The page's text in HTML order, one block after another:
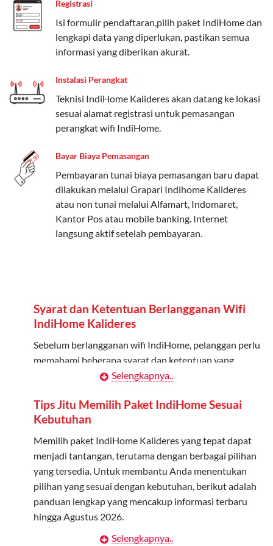
Paket Easy cocok untuk kebutuhan dasar, Paket
Complete untuk yang menginginkan fitur lengkap,
dan Paket Dynamic IP untuk pengguna yang
memprioritaskan kecepatan internet tinggi.
Paket Telkomsel One dengan Kuota Keluarga
Salah satu fitur unggulan Telkomsel One adalah Paket
Kuota Keluarga. Dengan kuota hingga 30 GB, Anda
bisa membagikan internet kepada anggota keluarga
atau teman tanpa perlu khawatir kehabisan kuota.
Berikut adalah detailnya:
Kuota Keluarga 30 GB
Kuota ini dapat digunakan secara bersama-sama oleh
Admin (pelanggan utama) dan anggota yang terdaftar.
Berlaku Nasional
untuk jaringan 2G, 3G, dan 4G.
Tidak Berlaku untuk Roaming
Kuota ini hanya bisa digunakan di dalam negeri.
Daftarkan Anggota: Admin dapat mendaftarkan anggota
melalui aplikasi MyTelkomsel atau website Telkomsel One.
Bagikan Kuota: Setelah terdaftar, anggota bisa langsung
menggunakan kuota keluarga.
Registrasi
Isi formulir pendaftaran,pilih paket IndiHome dan
lengkapi data yang diperlukan, pastikan semua
informasi yang diberikan akurat.
Instalasi Perangkat
Teknisi IndiHome Kalideres akan datang ke lokasi
sesuai alamat registrasi untuk pemasangan
perangkat wifi IndiHome.
Bayar Biaya Pemasangan
Pembayaran tunai biaya pemasangan baru dapat
dilakukan melalui Grapari Indihome Kalideres
atau non tunai melalui Alfamart, Indomaret,
Kantor Pos atau mobile banking. Internet
langsung aktif setelah pembayaran.
Syarat dan Ketentuan Berlangganan Wifi
IndiHome Kalideres
Sebelum berlangganan wifi IndiHome, pelanggan perlu
memahami beberapa syarat dan ketentuan yang
Kontrak Berlangganan
Pelanggan harus menandatangani Kontrak
Berlangganan yang mencakup data pelanggan, jenis
layanan indihome Kalideres yang dipilih, serta syarat
dan ketentuan yang berlaku. Kontrak ini dapat diubah
atau ditambah sesuai kebutuhan.
Biaya Pasang Baru (PSB)
Selengkapnya..
Tips Jitu Memilih Paket IndiHome Sesuai
Kebutuhan
Memilih paket IndiHome Kalideres yang tepat dapat
menjadi tantangan, terutama dengan berbagai pilihan
yang tersedia. Untuk membantu Anda menentukan
pilihan yang sesuai dengan kebutuhan, berikut adalah
panduan lengkap yang mencakup informasi terbaru
hingga Agustus 2026.
Selengkapnya..